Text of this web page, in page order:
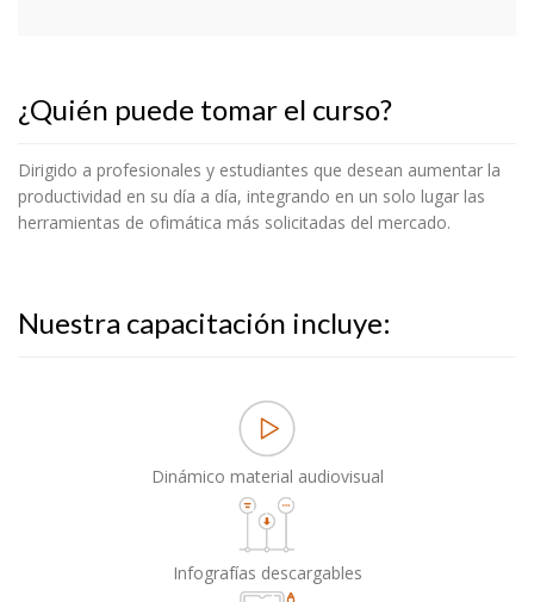
¿Quién puede tomar el curso?
Dirigido a profesionales y estudiantes que desean aumentar la
productividad en su día a día, integrando en un solo lugar las
herramientas de ofimática más solicitadas del mercado.
Nuestra capacitación incluye:
Dinámico material audiovisual
Infografías descargables